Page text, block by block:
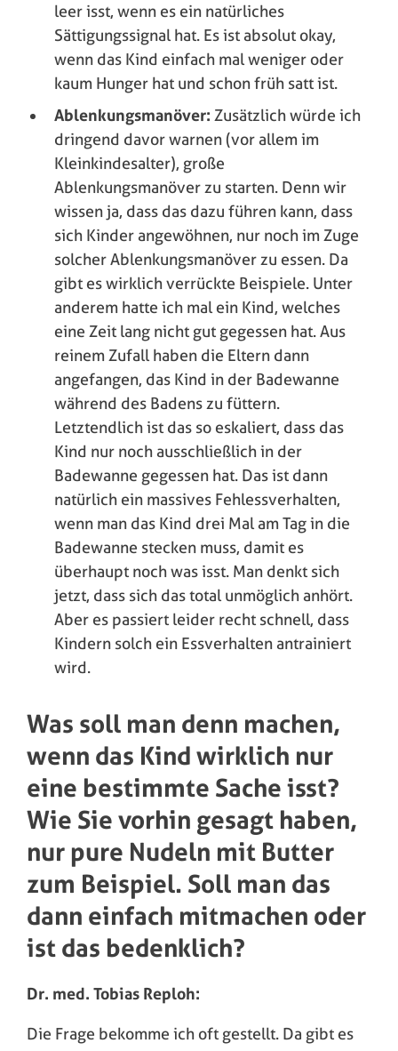
leer isst, wenn es ein natürliches
Sättigungssignal hat. Es ist absolut okay,
wenn das Kind einfach mal weniger oder
kaum Hunger hat und schon früh satt ist.
Ablenkungsmanöver: Zusätzlich würde ich
dringend davor warnen (vor allem im
Kleinkindesalter), große
Ablenkungsmanöver zu starten. Denn wir
wissen ja, dass das dazu führen kann, dass
sich Kinder angewöhnen, nur noch im Zuge
solcher Ablenkungsmanöver zu essen. Da
gibt es wirklich verrückte Beispiele. Unter
anderem hatte ich mal ein Kind, welches
eine Zeit lang nicht gut gegessen hat. Aus
reinem Zufall haben die Eltern dann
angefangen, das Kind in der Badewanne
während des Badens zu füttern.
Letztendlich ist das so eskaliert, dass das
Kind nur noch ausschließlich in der
Badewanne gegessen hat. Das ist dann
natürlich ein massives Fehlessverhalten,
wenn man das Kind drei Mal am Tag in die
Badewanne stecken muss, damit es
überhaupt noch was isst. Man denkt sich
jetzt, dass sich das total unmöglich anhört.
Aber es passiert leider recht schnell, dass
Kindern solch ein Essverhalten antrainiert
wird.
Was soll man denn machen,
wenn das Kind wirklich nur
eine bestimmte Sache isst?
Wie Sie vorhin gesagt haben,
nur pure Nudeln mit Butter
zum Beispiel. Soll man das
dann einfach mitmachen oder
ist das bedenklich?
Dr. med. Tobias Reploh:
Die Frage bekomme ich oft gestellt. Da gibt es